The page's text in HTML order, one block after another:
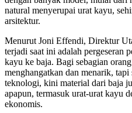
natural menyerupai urat kayu,
arsitektur.
Menurut Joni Effendi, Direktur
terjadi saat ini adalah pergeseran
kayu ke baja. Bagi sebagian
menghangatkan dan menarik,
teknologi, kini material dari baja
apapun, termasuk urat-urat kayu
ekonomis.